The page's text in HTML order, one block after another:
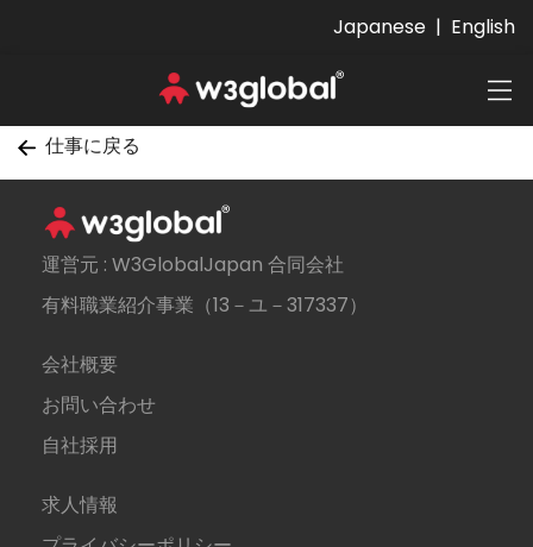
Japanese | English
仕事に戻る
運営元 : W3GlobalJapan 合同会社
有料職業紹介事業（13－ユ－317337）
会社概要
お問い合わせ
自社採用
求人情報